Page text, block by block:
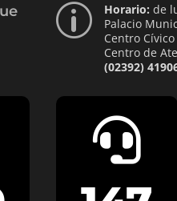
p Horario: de
Palacio
Centro Cívico
Centro de
(02392)
